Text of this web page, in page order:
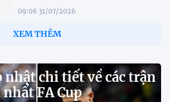
09:06 31/07/2026
XEM THÊM
nhật chi tiết về các trận
FA Cup